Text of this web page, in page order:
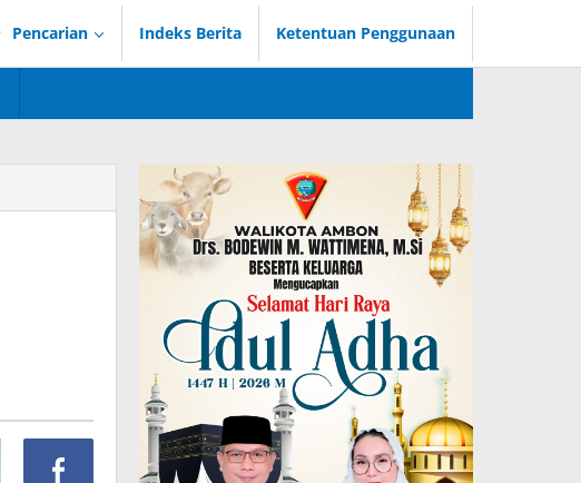
Pencarian Indeks Berita Ketentuan Penggunaan